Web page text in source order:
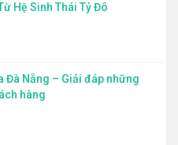
Hệ Sinh Thái Tỷ Đô
Đà Nẵng – Giải đáp những
hàng